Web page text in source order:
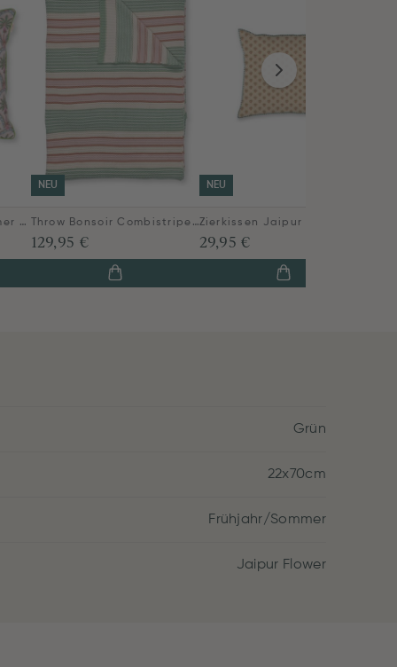
Zierkissen Indian Summer Rosa
NEU
Throw Bonsoir Combistripe Grün
129,95 €
NEU
29,95 €
Grün
22x70cm
Frühjahr/Sommer
Jaipur Flower